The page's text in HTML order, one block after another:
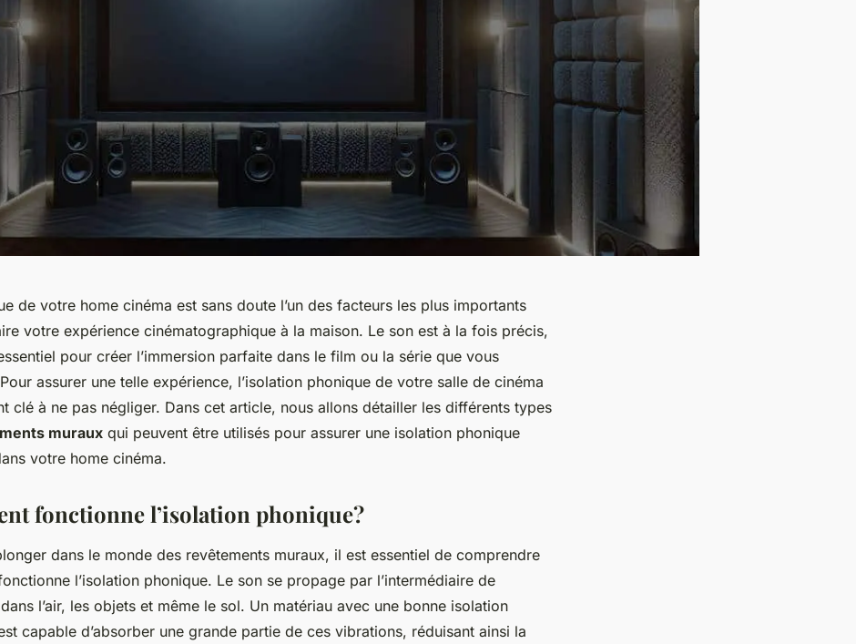
de votre home cinéma est sans doute l’un des facteurs les plus importants
votre expérience cinématographique à la maison. Le son est à la fois précis,
pour créer l’immersion parfaite dans le film ou la série que vous
assurer une telle expérience, l’isolation phonique de votre salle de cinéma
clé à ne pas négliger. Dans cet article, nous allons détailler les différents types
muraux qui peuvent être utilisés pour assurer une isolation phonique
votre home cinéma.
fonctionne l’isolation phonique?
dans le monde des revêtements muraux, il est essentiel de comprendre
l’isolation phonique. Le son se propage par l’intermédiaire de
l’air, les objets et même le sol. Un matériau avec une bonne isolation
capable d’absorber une grande partie de ces vibrations, réduisant ainsi la